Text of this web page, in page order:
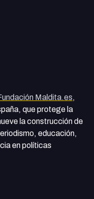
Maldita.es,
que protege la
la construcción de
educación,
en políticas